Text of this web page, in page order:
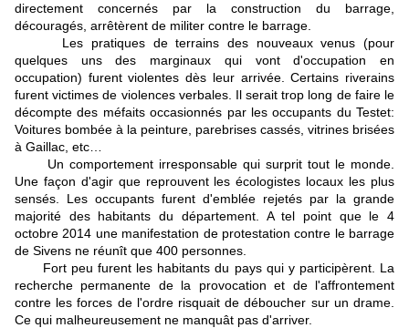
directement concernés par la construction du barrage,
découragés, arrêtèrent de militer contre le barrage.
Les pratiques de terrains des nouveaux venus (pour
quelques uns des marginaux qui vont d'occupation en
occupation) furent violentes dès leur arrivée. Certains riverains
furent victimes de violences verbales. Il serait trop long de faire le
décompte des méfaits occasionnés par les occupants du Testet:
Voitures bombée à la peinture, parebrises cassés, vitrines brisées
à Gaillac, etc…
Un comportement irresponsable qui surprit tout le monde.
Une façon d'agir que reprouvent les écologistes locaux les plus
sensés. Les occupants furent d'emblée rejetés par la grande
majorité des habitants du département. A tel point que le 4
octobre 2014 une manifestation de protestation contre le barrage
de Sivens ne réunît que 400 personnes.
Fort peu furent les habitants du pays qui y participèrent. La
recherche permanente de la provocation et de l'affrontement
contre les forces de l'ordre risquait de déboucher sur un drame.
Ce qui malheureusement ne manquât pas d'arriver.